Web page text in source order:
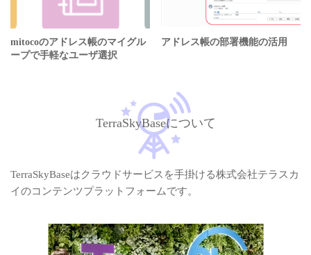
mitocoのアドレス帳のマイグル
ープで手軽なユーザ選択
アドレス帳の部署機能の活用
TerraSkyBaseについて
TerraSkyBaseはクラウドサービスを手掛ける株式会社テラスカ
イのコンテンツプラットフォームです。